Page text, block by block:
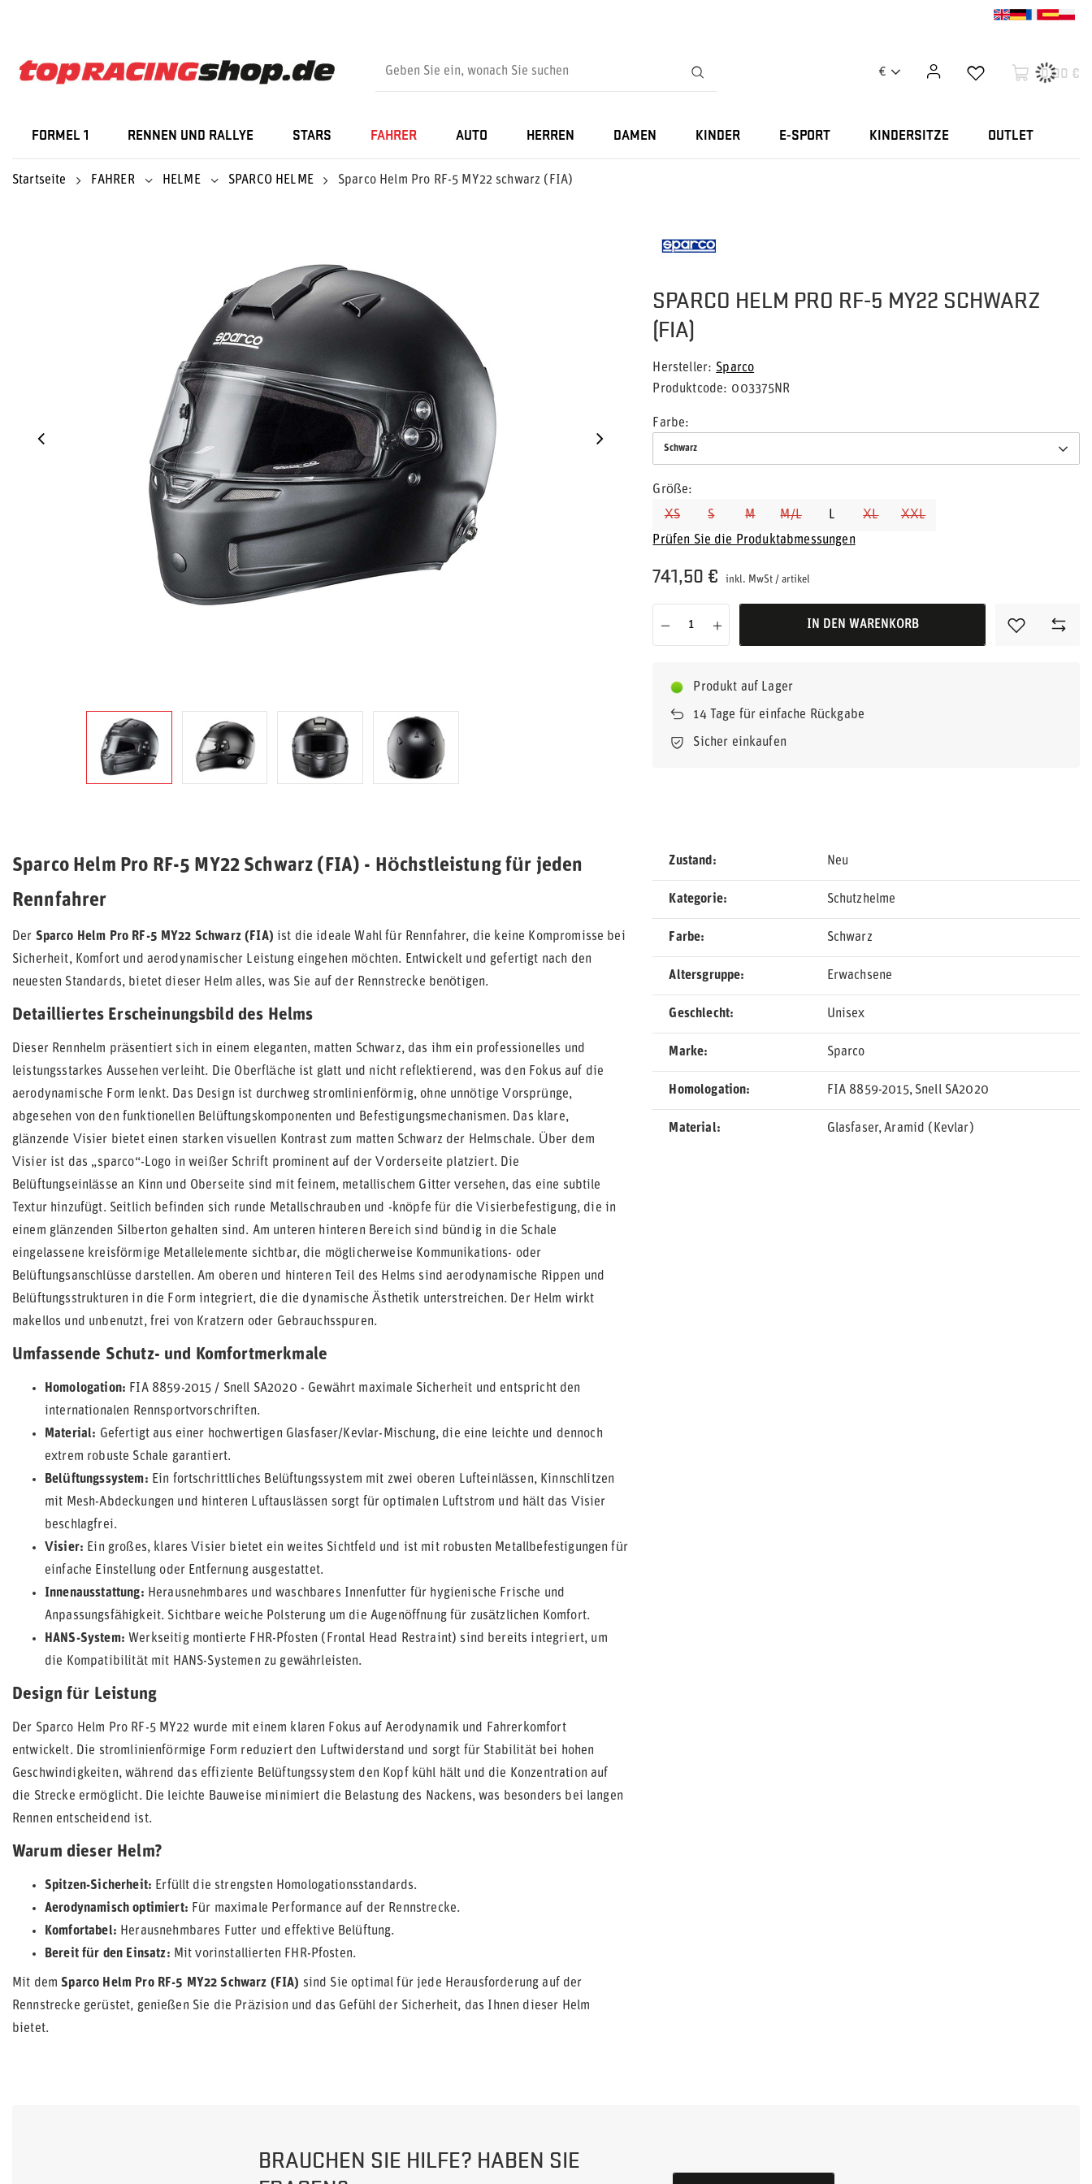
€ 0,00 €
FORMEL 1 RENNEN UND RALLYE STARS FAHRER AUTO HERREN DAMEN KINDER E-SPORT KINDERSITZE OUTLET
Startseite FAHRER HELME SPARCO HELME Sparco Helm Pro RF-5 MY22 schwarz (FIA)
SPARCO HELM PRO RF-5 MY22 SCHWARZ
(FIA)
Hersteller
Sparco
Produktcode
003375NR
Farbe
Schwarz
Größe
XS
S M M/L L XL
XXL
Prüfen Sie die Produktabmessungen
741,50 € inkl. MwSt /artikel
IN DEN WARENKORB
Produkt auf Lager
14Tage für einfache Rückgabe
Sicher einkaufen
Sparco Helm Pro RF-5 MY22 Schwarz (FIA) - Höchstleistung für jeden
Rennfahrer
Der Sparco Helm Pro RF-5 MY22 Schwarz (FIA) ist die ideale Wahl für Rennfahrer, die keine Kompromisse bei
Sicherheit, Komfort und aerodynamischer Leistung eingehen möchten. Entwickelt und gefertigt nach den
neuesten Standards, bietet dieser Helm alles, was Sie auf der Rennstrecke benötigen.
Detailliertes Erscheinungsbild des Helms
Dieser Rennhelm präsentiert sich in einem eleganten, matten Schwarz, das ihm ein professionelles und
leistungsstarkes Aussehen verleiht. Die Oberfläche ist glatt und nicht reflektierend, was den Fokus auf die
aerodynamische Form lenkt. Das Design ist durchweg stromlinienförmig, ohne unnötige Vorsprünge,
abgesehen von den funktionellen Belüftungskomponenten und Befestigungsmechanismen. Das klare,
glänzende Visier bietet einen starken visuellen Kontrast zum matten Schwarz der Helmschale. Über dem
Visier ist das „sparco“-Logo in weißer Schrift prominent auf der Vorderseite platziert. Die
Belüftungseinlässe an Kinn und Oberseite sind mit feinem, metallischem Gitter versehen, das eine subtile
Textur hinzufügt. Seitlich befinden sich runde Metallschrauben und -knöpfe für die Visierbefestigung, die in
einem glänzenden Silberton gehalten sind. Am unteren hinteren Bereich sind bündig in die Schale
eingelassene kreisförmige Metallelemente sichtbar, die möglicherweise Kommunikations- oder
Belüftungsanschlüsse darstellen. Am oberen und hinteren Teil des Helms sind aerodynamische Rippen und
Belüftungsstrukturen in die Form integriert, die die dynamische Ästhetik unterstreichen. Der Helm wirkt
makellos und unbenutzt, frei von Kratzern oder Gebrauchsspuren.
Umfassende Schutz- und Komfortmerkmale
Homologation: FIA 8859-2015 / Snell SA2020 - Gewährt maximale Sicherheit und entspricht den
internationalen Rennsportvorschriften.
Material: Gefertigt aus einer hochwertigen Glasfaser/Kevlar-Mischung, die eine leichte und dennoch
extrem robuste Schale garantiert.
Belüftungssystem: Ein fortschrittliches Belüftungssystem mit zwei oberen Lufteinlässen, Kinnschlitzen
mit Mesh-Abdeckungen und hinteren Luftauslässen sorgt für optimalen Luftstrom und hält das Visier
beschlagfrei.
Visier: Ein großes, klares Visier bietet ein weites Sichtfeld und ist mit robusten Metallbefestigungen für
einfache Einstellung oder Entfernung ausgestattet.
Innenausstattung: Herausnehmbares und waschbares Innenfutter für hygienische Frische und
Anpassungsfähigkeit. Sichtbare weiche Polsterung um die Augenöffnung für zusätzlichen Komfort.
HANS-System: Werkseitig montierte FHR-Pfosten (Frontal Head Restraint) sind bereits integriert, um
die Kompatibilität mit HANS-Systemen zu gewährleisten.
Design für Leistung
Der Sparco Helm Pro RF-5 MY22 wurde mit einem klaren Fokus auf Aerodynamik und Fahrerkomfort
entwickelt. Die stromlinienförmige Form reduziert den Luftwiderstand und sorgt für Stabilität bei hohen
Geschwindigkeiten, während das effiziente Belüftungssystem den Kopf kühl hält und die Konzentration auf
die Strecke ermöglicht. Die leichte Bauweise minimiert die Belastung des Nackens, was besonders bei langen
Rennen entscheidend ist.
Warum dieser Helm?
Spitzen-Sicherheit: Erfüllt die strengsten Homologationsstandards.
Aerodynamisch optimiert: Für maximale Performance auf der Rennstrecke.
Komfortabel: Herausnehmbares Futter und effektive Belüftung.
Bereit für den Einsatz: Mit vorinstallierten FHR-Pfosten.
Mit demSparco Helm Pro RF-5 MY22 Schwarz (FIA) sind Sie optimal für jede Herausforderung auf der
Rennstrecke gerüstet, genießen Sie die Präzision und das Gefühl der Sicherheit, das Ihnen dieser Helm
bietet.
Zustand Neu
Kategorie Schutzhelme
Farbe Schwarz
Altersgruppe Erwachsene
Geschlecht Unisex
Marke Sparco
Homologation FIA 8859-2015 Snell SA2020
Material Glasfaser Aramid (Kevlar)
BRAUCHEN SIE HILFE? HABEN SIE